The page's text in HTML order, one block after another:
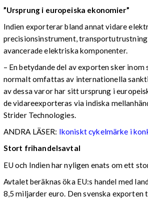
”Ursprung i europeiska ekonomier”
Indien exporterar bland annat vidare
precisionsinstrument,
avancerade elektriska komponenter.
– En betydande del av exporten sker
normalt omfattas av internationella
av dessa varor har sitt ursprung i
de vidareexporteras via indiska
Strider Technologies.
ANDRA LÄSER: Ikoniskt cykelmärke i
Stort frihandelsavtal
EU och Indien har nyligen enats om ett
Avtalet beräknas öka EU:s handel med
8,5 miljarder euro. Den svenska exporten